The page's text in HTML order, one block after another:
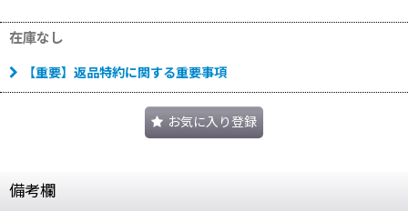
在庫なし
【重要】返品特約に関する重要事項
お気に入り登録
備考欄